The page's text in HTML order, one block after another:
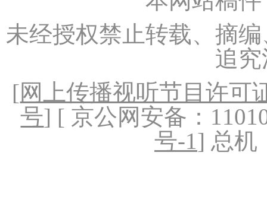
未经授权禁止转载、摘
追
[网上传播视听节目许可
号] [ 京公网安备：
号-1] 总机